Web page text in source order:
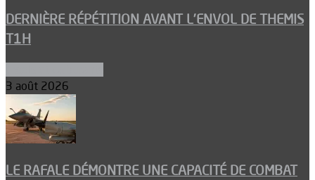
DERNIÈRE RÉPÉTITION AVANT L’ENVOL DE THEMIS
T1H
3 août 2026
LE RAFALE DÉMONTRE UNE CAPACITÉ DE COMBAT